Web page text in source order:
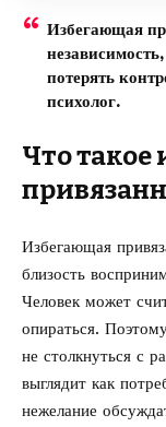
Избегающая
потерять
психолог.
Что
Избегающая
близость
Человек может
опираться.
не столкнуться с
выглядит как
нежелание